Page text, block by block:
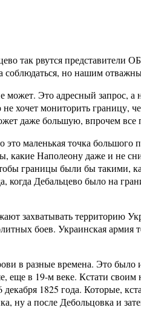
так рвутся
но нашим
Это адресный
хочет мониторить границу,
даже большую, впрочем все
маленькая точка
какие Наполеону даже и не
границы были бы такими,
когда Дебальцево было на
захватывать территорию
боев. Украинская армия
в разные времена. Это
в 19-м веке. Кстати
декабря 1825 года. Которые,
ну а после Дебольцовка и